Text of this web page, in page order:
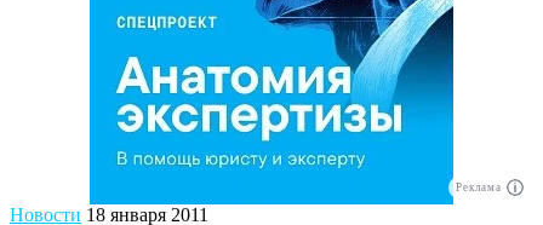
Реклама
Новости 18 января 2011